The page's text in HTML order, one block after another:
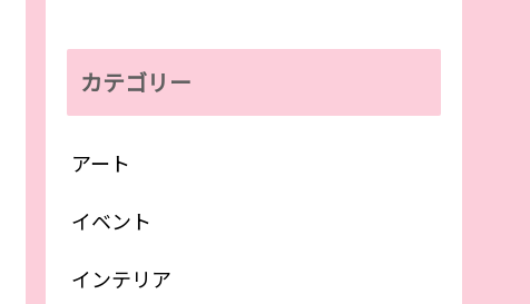
カテゴリー
アート
イベント
インテリア